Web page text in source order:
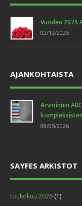
Vuoden 2025
02/12/2025
AJANKOHTAISTA
Arvioinnin
08/05/2026
SAYFES ARKISTOT
toukokuu 2026 (1)